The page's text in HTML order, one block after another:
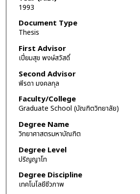
1993
Document Type
Thesis
First Advisor
เปี่ยมสุข พงษ์สวัสดิ์
Second Advisor
พีรดา มงคลกุล
Faculty/College
Graduate School (บัณฑิตวิทยาลัย)
Degree Name
วิทยาศาสตรมหาบัณฑิต
Degree Level
ปริญญาโท
Degree Discipline
เทคโนโลยีชีวภาพ